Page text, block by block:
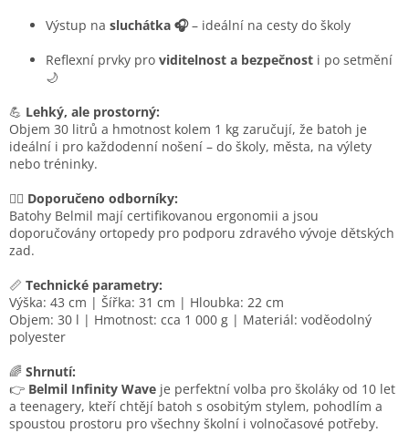
Výstup na sluchátka 🎧– ideální na cesty do školy
Reflexní prvky pro viditelnost a bezpečnost i po setmění
🌙
💪 Lehký, ale prostorný:
Objem 30 litrů a hmotnost kolem 1 kg zaručují, že batoh je
ideální i pro každodenní nošení – do školy, města, na výlety
nebo tréninky.
👨‍⚕️ Doporučeno odborníky:
Batohy Belmil mají certifikovanou ergonomii a jsou
doporučovány ortopedy pro podporu zdravého vývoje dětských
zad.
📏 Technické parametry:
Výška: 43 cm | Šířka: 31 cm | Hloubka: 22 cm
Objem: 30 l | Hmotnost: cca 1 000 g | Materiál: voděodolný
polyester
🌈 Shrnutí:
👉 Belmil Infinity Wave je perfektní volba pro školáky od 10 let
a teenagery, kteří chtějí batoh s osobitým stylem, pohodlím a
spoustou prostoru pro všechny školní i volnočasové potřeby.